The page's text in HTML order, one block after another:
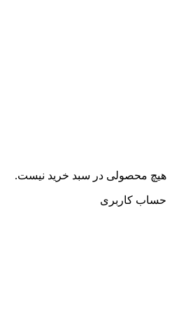
هیچ محصولی در سبد خرید نیست.
حساب کاربری